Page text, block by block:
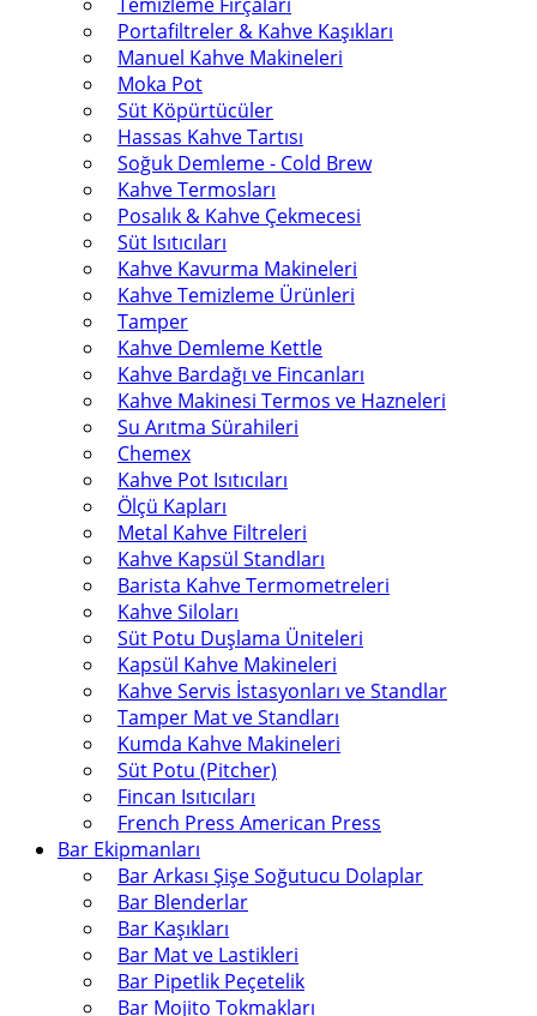
Portafiltreler & Kahve Kaşıkları
Manuel Kahve Makineleri
Moka Pot
Süt Köpürtücüler
Hassas Kahve Tartısı
Soğuk Demleme - Cold Brew
Kahve Termosları
Posalık & Kahve Çekmecesi
Süt Isıtıcıları
Kahve Kavurma Makineleri
Kahve Temizleme Ürünleri
Tamper
Kahve Demleme Kettle
Kahve Bardağı ve Fincanları
Kahve Makinesi Termos ve Hazneleri
Su Arıtma Sürahileri
Chemex
Kahve Pot Isıtıcıları
Ölçü Kapları
Metal Kahve Filtreleri
Kahve Kapsül Standları
Barista Kahve Termometreleri
Kahve Siloları
Süt Potu Duşlama Üniteleri
Kapsül Kahve Makineleri
Kahve Servis İstasyonları ve Standlar
Tamper Mat ve Standları
Kumda Kahve Makineleri
Süt Potu (Pitcher)
Fincan Isıtıcıları
French Press American Press
Bar Ekipmanları
Bar Arkası Şişe Soğutucu Dolaplar
Bar Blenderlar
Bar Kaşıkları
Bar Mat ve Lastikleri
Bar Pipetlik Peçetelik
Bar Mojito Tokmakları